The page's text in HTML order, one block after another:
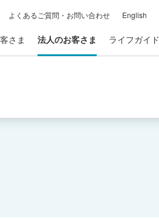
よくあるご質問・お問い合わせ
さま 法人のお客さま ライフガイド
English